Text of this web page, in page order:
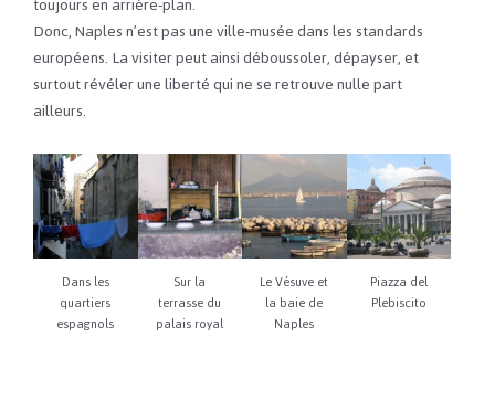
Donc, Naples n’est pas une ville-musée dans les standards
européens. La visiter peut ainsi déboussoler, dépayser, et
surtout révéler une liberté qui ne se retrouve nulle part
ailleurs.
Dans les
quartiers
espagnols
Sur la
terrasse du
palais royal
Le Vésuve et
la baie de
Naples
Piazza del
Plebiscito